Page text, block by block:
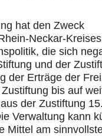
hat den Zweck
Neckar-
die sich
und der
der Erträge der
bis auf
der Zustiftung
Verwaltung kann
Mittel am